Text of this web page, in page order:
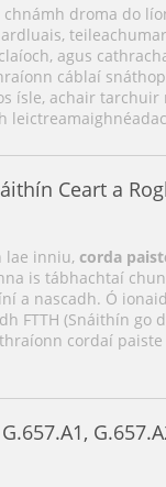
droma do
agus
cáblaí
ísle, achair
Ceart a
lae inniu, corda
is tábhachtaí
a nascadh. Ó
FTTH (Snáithín go
cordaí